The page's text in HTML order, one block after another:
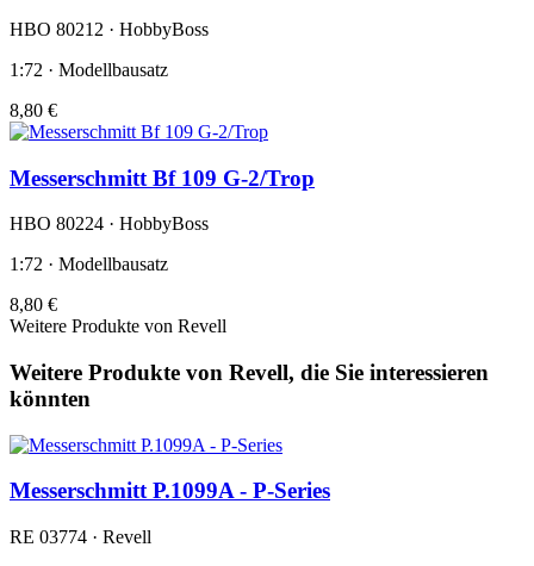
HBO 80212 · HobbyBoss
1:72 · Modellbausatz
8,80 €
Messerschmitt Bf 109 G-2/Trop
HBO 80224 · HobbyBoss
1:72 · Modellbausatz
8,80 €
Weitere Produkte von Revell
Weitere Produkte von Revell, die Sie interessieren
könnten
Messerschmitt P.1099A - P-Series
RE 03774 · Revell